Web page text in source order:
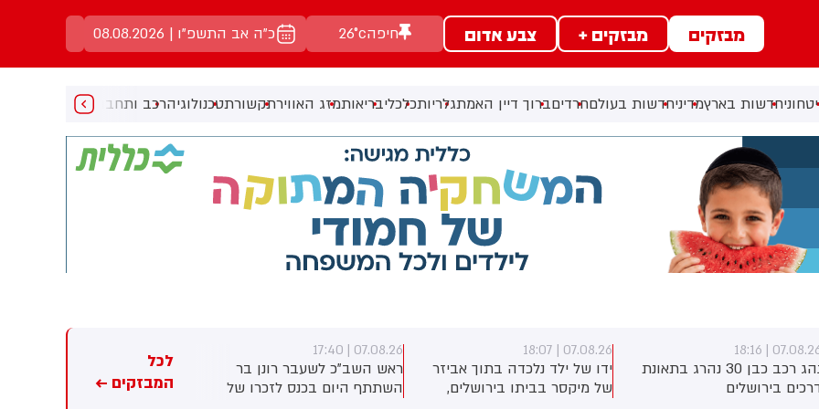
מבזקים מבזקים + צבע אדום חיפה26°c כ"ה אב התשפ"ו | 08.08.2026
חדשות בארץמדיניחדשות בעולםחרדיםברוך דיין האמתגלריותכלכליבריאותמזג האווירתקשורתטכנולוגיהרכב ותחבורהמעניין
07.08.26 |
נהג רכב כבן 30 נהרג בתאונת
בירושלים
07.08.26 | 18:07
ידו של ילד נלכדה בתוך אביזר
של מיקסר בביתו בירושלים,
07.08.26 | 17:40
ראש השב"כ לשעבר רונן בר
השתתף היום בכנס לזכרו של
חברת הנפט הלאומית של אבו
דאבי טוענת: מאז תחילת
לכל
המבזקים ←